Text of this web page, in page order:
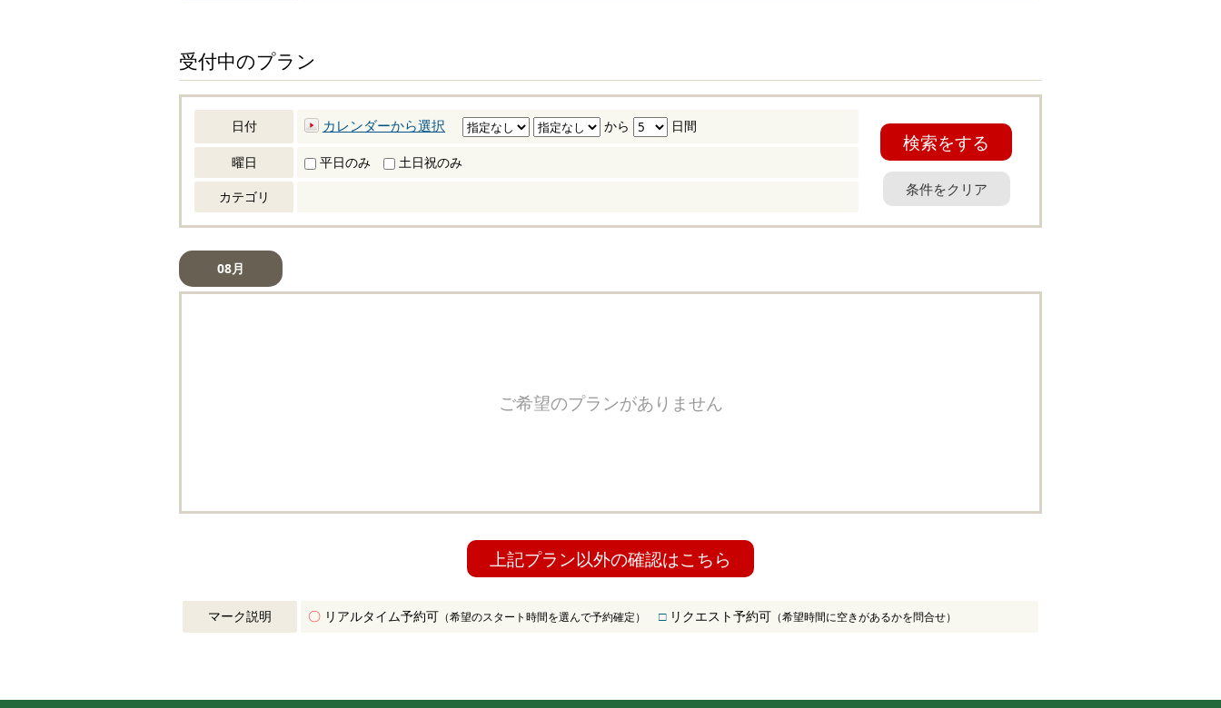
受付中のプラン
日付 カレンダーから選択 から 日間
曜日 平日のみ
土日祝のみ
カテゴリ
検索をする
条件をクリア
08月
ご希望のプランがありません
上記プラン以外の確認はこちら
マーク説明 〇 リアルタイム予約可 （希望のスタート時間を選んで予約確定） □リクエスト予約可 （希望時間に空きがあるかを問合せ）